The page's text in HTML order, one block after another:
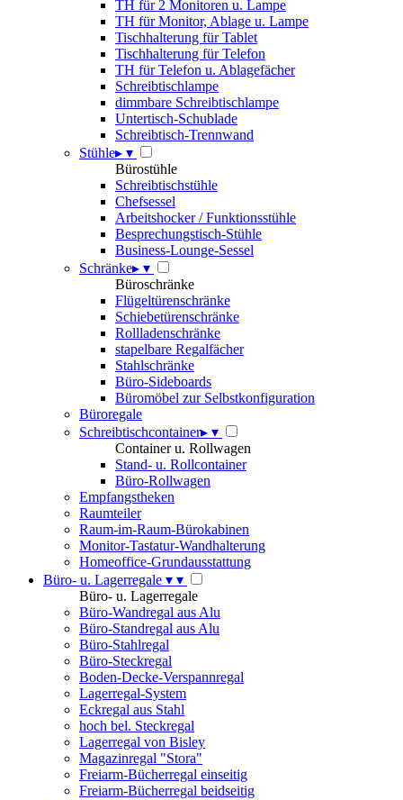
TH für 2 Monitoren u. Lampe
TH für Monitor, Ablage u. Lampe
Tischhalterung für Tablet
Tischhalterung für Telefon
TH für Telefon u. Ablagefächer
Schreibtischlampe
dimmbare Schreibtischlampe
Untertisch-Schublade
Schreibtisch-Trennwand
Stühle▸ ▾
Bürostühle
Schreibtischstühle
Chefsessel
Arbeitshocker / Funktionsstühle
Besprechungstisch-Stühle
Business-Lounge-Sessel
Schränke▸ ▾
Büroschränke
Flügeltürenschränke
Schiebetürenschränke
Rollladenschränke
stapelbare Regalfächer
Stahlschränke
Büro-Sideboards
Büromöbel zur Selbstkonfiguration
Büroregale
Schreibtischcontainer▸ ▾
Container u. Rollwagen
Stand- u. Rollcontainer
Büro-Rollwagen
Empfangstheken
Raumteiler
Raum-im-Raum-Bürokabinen
Monitor-Tastatur-Wandhalterung
Homeoffice-Grundausstattung
Büro- u. Lagerregale ▾ ▾
Büro- u. Lagerregale
Büro-Wandregal aus Alu
Büro-Standregal aus Alu
Büro-Stahlregal
Büro-Steckregal
Boden-Decke-Verspannregal
Lagerregal-System
Eckregal aus Stahl
hoch bel. Steckregal
Lagerregal von Bisley
Magazinregal "Stora"
Freiarm-Bücherregal einseitig
Freiarm-Bücherregal beidseitig